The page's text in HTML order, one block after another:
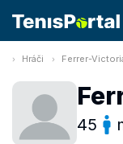
Hráči Ferrer-
45